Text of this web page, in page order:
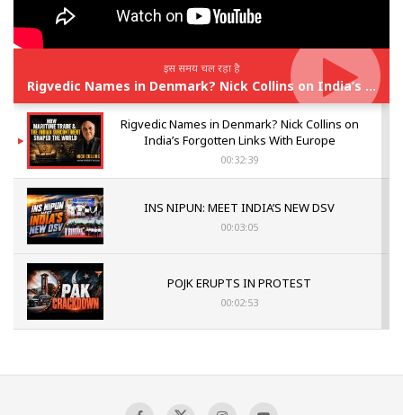
इस समय चल रहा है
Rigvedic Names in Denmark? Nick Collins on India’s Forgotten Links With Europe
Rigvedic Names in Denmark? Nick Collins on
India’s Forgotten Links With Europe
00:32:39
INS NIPUN: MEET INDIA’S NEW DSV
00:03:05
POJK ERUPTS IN PROTEST
00:02:53
Sagar